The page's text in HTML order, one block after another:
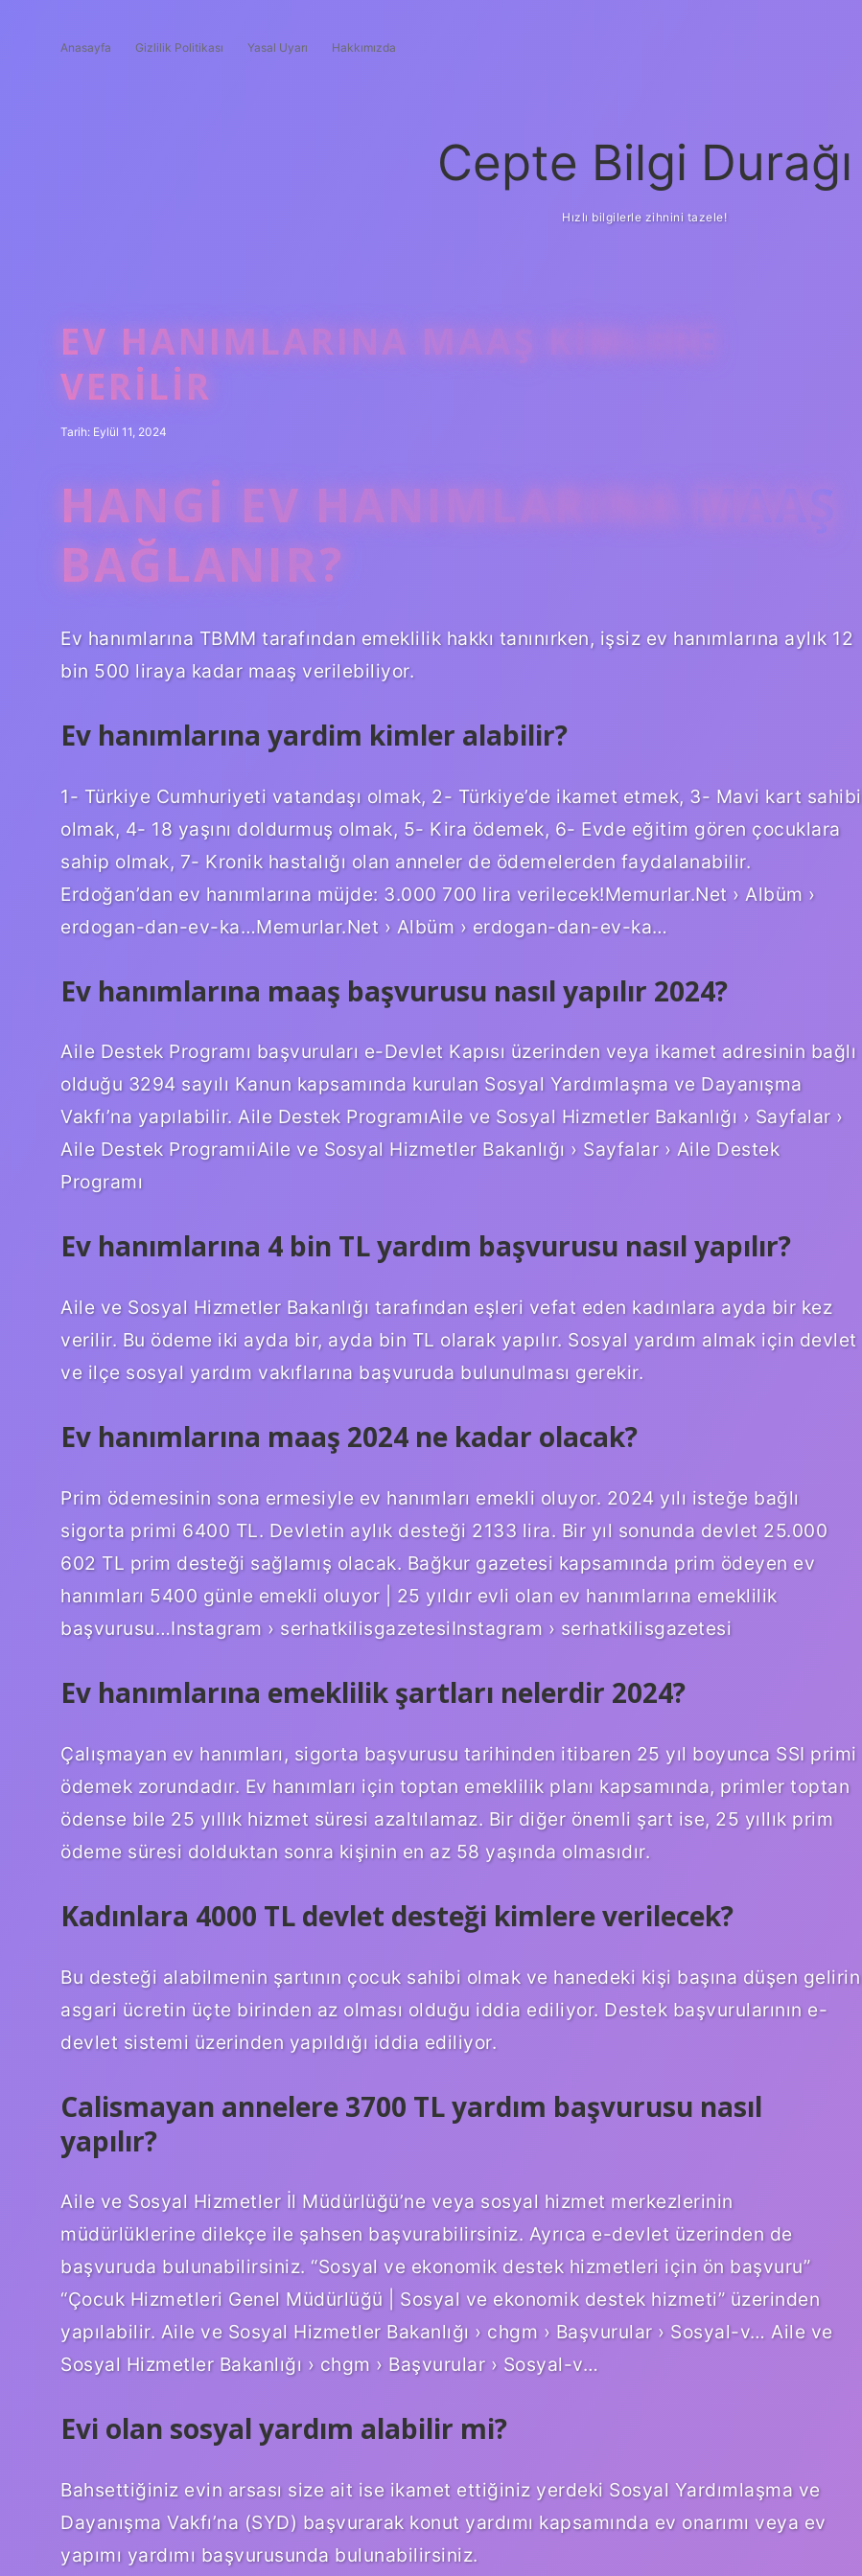
Anasayfa Gizlilik Politikası Yasal Uyarı Hakkımızda
Cepte Bilgi Durağı
Hızlı bilgilerle zihnini tazele!
EV HANIMLARINA MAAŞ KIMLERE
VERILIR
Tarih: Eylül 11, 2024
HANGI EV HANIMLARINA MAAŞ
BAĞLANIR?
Ev hanımlarına TBMM tarafından emeklilik hakkı tanınırken, işsiz ev hanımlarına aylık 12
bin 500 liraya kadar maaş verilebiliyor.
Ev hanımlarına yardim kimler alabilir?
1- Türkiye Cumhuriyeti vatandaşı olmak, 2- Türkiye’de ikamet etmek, 3- Mavi kart sahibi
olmak, 4- 18 yaşını doldurmuş olmak, 5- Kira ödemek, 6- Evde eğitim gören çocuklara
sahip olmak, 7- Kronik hastalığı olan anneler de ödemelerden faydalanabilir.
Erdoğan’dan ev hanımlarına müjde: 3.000 700 lira verilecek!Memurlar.Net › Albüm ›
erdogan-dan-ev-ka…Memurlar.Net › Albüm › erdogan-dan-ev-ka…
Ev hanımlarına maaş başvurusu nasıl yapılır 2024?
Aile Destek Programı başvuruları e-Devlet Kapısı üzerinden veya ikamet adresinin bağlı
olduğu 3294 sayılı Kanun kapsamında kurulan Sosyal Yardımlaşma ve Dayanışma
Vakfı’na yapılabilir. Aile Destek ProgramıAile ve Sosyal Hizmetler Bakanlığı › Sayfalar ›
Aile Destek ProgramıiAile ve Sosyal Hizmetler Bakanlığı › Sayfalar › Aile Destek
Programı
Ev hanımlarına 4 bin TL yardım başvurusu nasıl yapılır?
Aile ve Sosyal Hizmetler Bakanlığı tarafından eşleri vefat eden kadınlara ayda bir kez
verilir. Bu ödeme iki ayda bir, ayda bin TL olarak yapılır. Sosyal yardım almak için devlet
ve ilçe sosyal yardım vakıflarına başvuruda bulunulması gerekir.
Ev hanımlarına maaş 2024 ne kadar olacak?
Prim ödemesinin sona ermesiyle ev hanımları emekli oluyor. 2024 yılı isteğe bağlı
sigorta primi 6400 TL. Devletin aylık desteği 2133 lira. Bir yıl sonunda devlet 25.000
602 TL prim desteği sağlamış olacak. Bağkur gazetesi kapsamında prim ödeyen ev
hanımları 5400 günle emekli oluyor | 25 yıldır evli olan ev hanımlarına emeklilik
başvurusu…Instagram › serhatkilisgazetesiInstagram › serhatkilisgazetesi
Ev hanımlarına emeklilik şartları nelerdir 2024?
Çalışmayan ev hanımları, sigorta başvurusu tarihinden itibaren 25 yıl boyunca SSI primi
ödemek zorundadır. Ev hanımları için toptan emeklilik planı kapsamında, primler toptan
ödense bile 25 yıllık hizmet süresi azaltılamaz. Bir diğer önemli şart ise, 25 yıllık prim
ödeme süresi dolduktan sonra kişinin en az 58 yaşında olmasıdır.
Kadınlara 4000 TL devlet desteği kimlere verilecek?
Bu desteği alabilmenin şartının çocuk sahibi olmak ve hanedeki kişi başına düşen gelirin
asgari ücretin üçte birinden az olması olduğu iddia ediliyor. Destek başvurularının e-
devlet sistemi üzerinden yapıldığı iddia ediliyor.
Calismayan annelere 3700 TL yardım başvurusu nasıl
yapılır?
Aile ve Sosyal Hizmetler İl Müdürlüğü’ne veya sosyal hizmet merkezlerinin
müdürlüklerine dilekçe ile şahsen başvurabilirsiniz. Ayrıca e-devlet üzerinden de
başvuruda bulunabilirsiniz. “Sosyal ve ekonomik destek hizmetleri için ön başvuru”
“Çocuk Hizmetleri Genel Müdürlüğü | Sosyal ve ekonomik destek hizmeti” üzerinden
yapılabilir. Aile ve Sosyal Hizmetler Bakanlığı › chgm › Başvurular › Sosyal-v… Aile ve
Sosyal Hizmetler Bakanlığı › chgm › Başvurular › Sosyal-v…
Evi olan sosyal yardım alabilir mi?
Bahsettiğiniz evin arsası size ait ise ikamet ettiğiniz yerdeki Sosyal Yardımlaşma ve
Dayanışma Vakfı’na (SYD) başvurarak konut yardımı kapsamında ev onarımı veya ev
yapımı yardımı başvurusunda bulunabilirsiniz.